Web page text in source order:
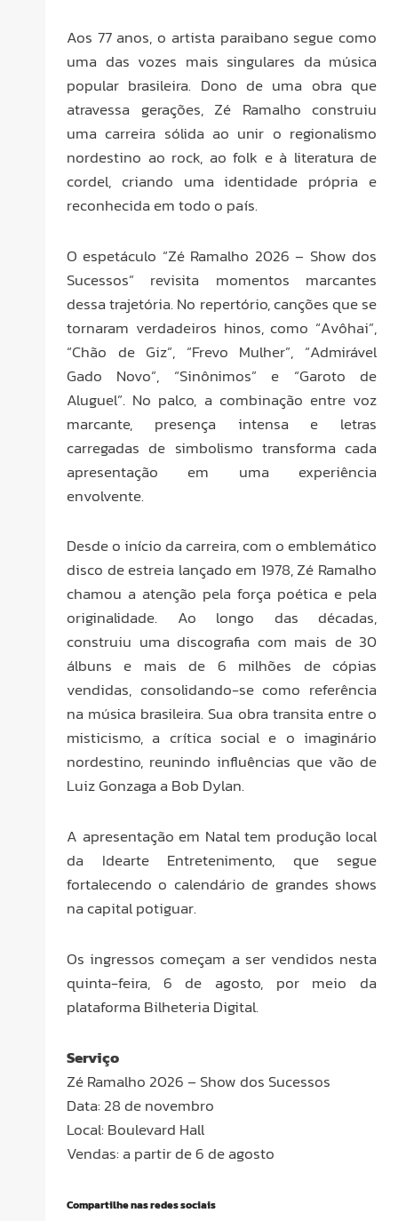
Aos 77 anos, o artista paraibano segue como
uma das vozes mais singulares da música
popular brasileira. Dono de uma obra que
atravessa gerações, Zé Ramalho construiu
uma carreira sólida ao unir o regionalismo
nordestino ao rock, ao folk e à literatura de
cordel, criando uma identidade própria e
reconhecida em todo o país.
O espetáculo “Zé Ramalho 2026 – Show dos
Sucessos” revisita momentos marcantes
dessa trajetória. No repertório, canções que se
tornaram verdadeiros hinos, como “Avôhai”,
“Chão de Giz”, “Frevo Mulher”, “Admirável
Gado Novo”, “Sinônimos” e “Garoto de
Aluguel”. No palco, a combinação entre voz
marcante, presença intensa e letras
carregadas de simbolismo transforma cada
apresentação em uma experiência
envolvente.
Desde o início da carreira, com o emblemático
disco de estreia lançado em 1978, Zé Ramalho
chamou a atenção pela força poética e pela
originalidade. Ao longo das décadas,
construiu uma discografia com mais de 30
álbuns e mais de 6 milhões de cópias
vendidas, consolidando-se como referência
na música brasileira. Sua obra transita entre o
misticismo, a crítica social e o imaginário
nordestino, reunindo influências que vão de
Luiz Gonzaga a Bob Dylan.
A apresentação em Natal tem produção local
da Idearte Entretenimento, que segue
fortalecendo o calendário de grandes shows
na capital potiguar.
Os ingressos começam a ser vendidos nesta
quinta-feira, 6 de agosto, por meio da
plataforma Bilheteria Digital.
Serviço
Zé Ramalho 2026 – Show dos Sucessos
Data: 28 de novembro
Local: Boulevard Hall
Vendas: a partir de 6 de agosto
Compartilhe nas redes sociais